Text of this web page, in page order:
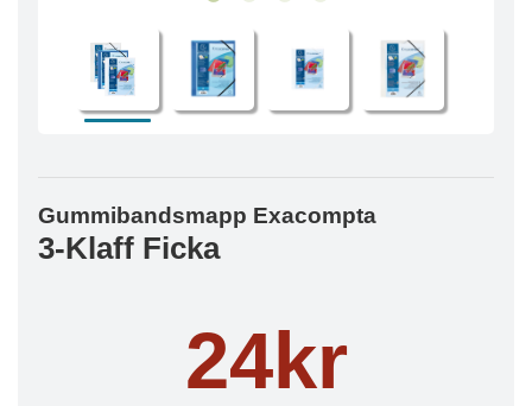
Gummibandsmapp Exacompta
3-Klaff Ficka
24kr